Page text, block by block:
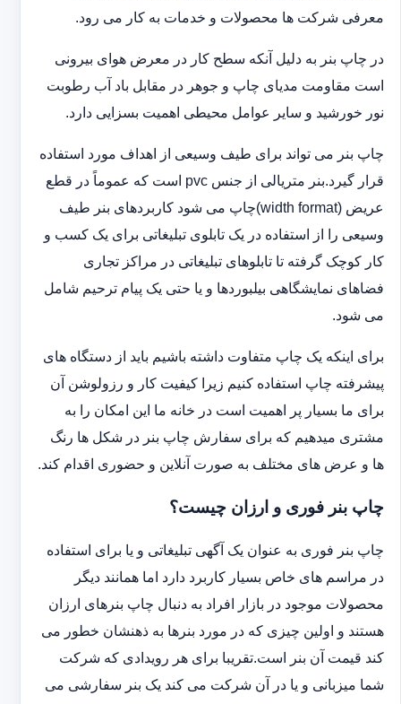
معرفی شرکت ها محصولات و خدمات به کار می رود.
در چاپ بنر به دلیل آنکه سطح کار در معرض هوای بیرونی
است مقاومت مدیای چاپ و جوهر در مقابل باد آب رطوبت
نور خورشید و سایر عوامل محیطی اهمیت بسزایی دارد.
چاپ بنر می تواند برای طیف وسیعی از اهداف مورد استفاده
قرار گیرد.بنر متریالی از جنس pvc است که عموماً در قطع
عریض (width format)چاپ می شود کاربردهای بنر طیف
وسیعی را از استفاده در یک تابلوی تبلیغاتی برای یک کسب و
کار کوچک گرفته تا تابلوهای تبلیغاتی در مراکز تجاری
فضاهای نمایشگاهی بیلبوردها و یا حتی یک پیام ترحیم شامل
می شود.
برای اینکه یک چاپ متفاوت داشته باشیم باید از دستگاه های
پیشرفته چاپ استفاده کنیم زیرا کیفیت کار و رزولوشن آن
برای ما بسیار پر اهمیت است در خانه ما این امکان را به
مشتری میدهیم که برای سفارش چاپ بنر در شکل ها رنگ
ها و عرض های مختلف به صورت آنلاین و حضوری اقدام کند.
چاپ بنر فوری و ارزان چیست؟
چاپ بنر فوری به عنوان یک آگهی تبلیغاتی و یا برای استفاده
در مراسم های خاص بسیار کاربرد دارد اما همانند دیگر
محصولات موجود در بازار افراد به دنبال چاپ بنرهای ارزان
هستند و اولین چیزی که در مورد بنرها به ذهنشان خطور می
کند قیمت آن بنر است.تقریبا برای هر رویدادی که شرکت
شما میزبانی و یا در آن شرکت می کند یک بنر سفارشی می